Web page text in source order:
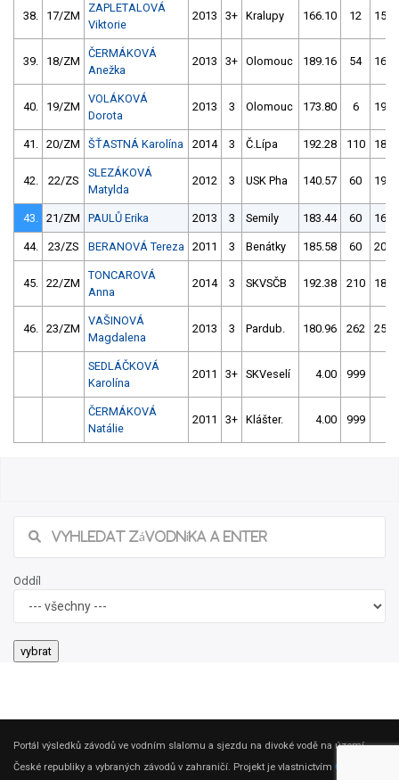
38. 17/ZM
ZAPLETALOVÁ
Viktorie
2013 3+ Kralupy 166.10 12
39. 18/ZM
ČERMÁKOVÁ
Anežka
2013 3+ Olomouc 189.16 54
40. 19/ZM
VOLÁKOVÁ
Dorota
2013 3 Olomouc 173.80 6
41. 20/ZM ŠŤASTNÁ Karolína 2014 3 Č.Lípa 192.28 110
42. 22/ZS
SLEZÁKOVÁ
Matylda
2012 3 USK Pha 140.57 60
43. 21/ZM PAULŮ Erika 2013 3 Semily 183.44 60
44. 23/ZS BERANOVÁ Tereza 2011 3 Benátky 185.58 60
45. 22/ZM
TONCAROVÁ
Anna
2014 3 SKVSČB 192.38 210
46. 23/ZM
VAŠINOVÁ
Magdalena
2013 3 Pardub. 180.96 262
SEDLÁČKOVÁ
Karolína
2011 3+ SKVeselí 4.00 999
ČERMÁKOVÁ
Natálie
2011 3+ Klášter. 4.00 999
Oddíl
Portál výsledků závodů ve vodním slalomu a sjezdu na divoké vodě na území
České republiky a vybraných závodů v zahraničí. Projekt je vlastnictvím ČSK DV